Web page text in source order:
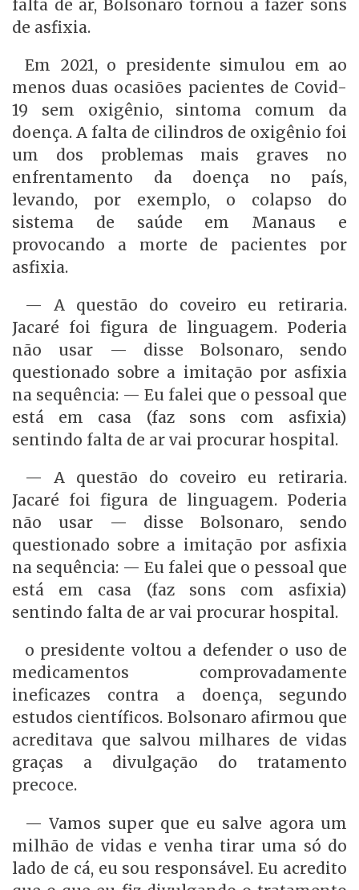
falta de ar, Bolsonaro tornou a fazer sons
de asfixia.
Em 2021, o presidente simulou em ao
menos duas ocasiões pacientes de Covid-
19 sem oxigênio, sintoma comum da
doença. A falta de cilindros de oxigênio foi
um dos problemas mais graves no
enfrentamento da doença no país,
levando, por exemplo, o colapso do
sistema de saúde em Manaus e
provocando a morte de pacientes por
asfixia.
— A questão do coveiro eu retiraria.
Jacaré foi figura de linguagem. Poderia
não usar — disse Bolsonaro, sendo
questionado sobre a imitação por asfixia
na sequência: — Eu falei que o pessoal que
está em casa (faz sons com asfixia)
sentindo falta de ar vai procurar hospital.
— A questão do coveiro eu retiraria.
Jacaré foi figura de linguagem. Poderia
não usar — disse Bolsonaro, sendo
questionado sobre a imitação por asfixia
na sequência: — Eu falei que o pessoal que
está em casa (faz sons com asfixia)
sentindo falta de ar vai procurar hospital.
o presidente voltou a defender o uso de
medicamentos comprovadamente
ineficazes contra a doença, segundo
estudos científicos. Bolsonaro afirmou que
acreditava que salvou milhares de vidas
graças a divulgação do tratamento
precoce.
— Vamos super que eu salve agora um
milhão de vidas e venha tirar uma só do
lado de cá, eu sou responsável. Eu acredito